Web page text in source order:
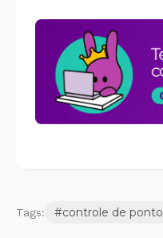
Tags: #controle de ponto